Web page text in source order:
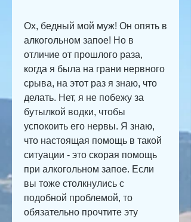
Ох, бедный мой муж! Он опять в
алкогольном запое! Но в
отличие от прошлого раза,
когда я была на грани нервного
срыва, на этот раз я знаю, что
делать. Нет, я не побежу за
бутылкой водки, чтобы
успокоить его нервы. Я знаю,
что настоящая помощь в такой
ситуации - это скорая помощь
при алкогольном запое. Если
вы тоже столкнулись с
подобной проблемой, то
обязательно прочтите эту